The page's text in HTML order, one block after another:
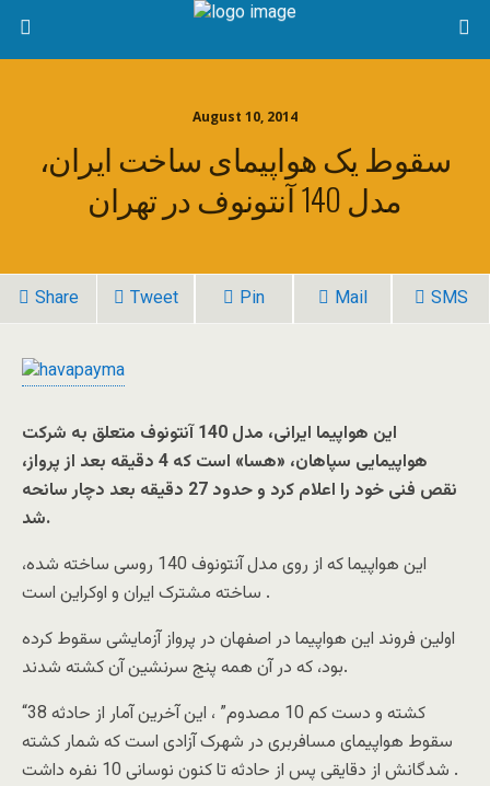
August 10, 2014
سقوط يک هواپیمای ساخت ایران،
مدل 140 آنتونوف در تهران
Share Tweet Pin Mail SMS
این هواپیما ایرانی، مدل 140 آنتونوف متعلق به شرکت
هواپیمایی سپاهان، «هسا» است که 4 دقیقه بعد از پرواز،
نقص فنی خود را اعلام کرد و حدود 27 دقیقه بعد دچار سانحه
شد.
این هواپیما که از روی مدل آنتونوف 140 روسی ساخته شده،
ساخته مشترک ایران و اوکراین است.
اولین فروند این هواپیما در اصفهان در پرواز آزمایشی سقوط کرده
بود، که در آن همه پنج سرنشین آن کشته شدند.
“38 کشته و دست کم 10 مصدوم” ، این آخرین آمار از حادثه
سقوط هواپیمای مسافربری در شهرک آزادی است که شمار کشته
شدگانش از دقایقی پس از حادثه تا کنون نوسانی 10 نفره داشت .